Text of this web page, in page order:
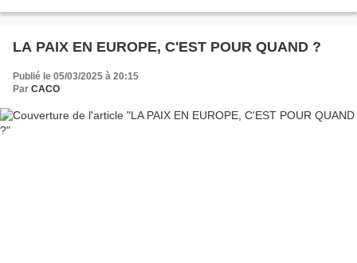
LA PAIX EN EUROPE, C'EST POUR QUAND ?
Publié le 05/03/2025 à 20:15
Par CACO